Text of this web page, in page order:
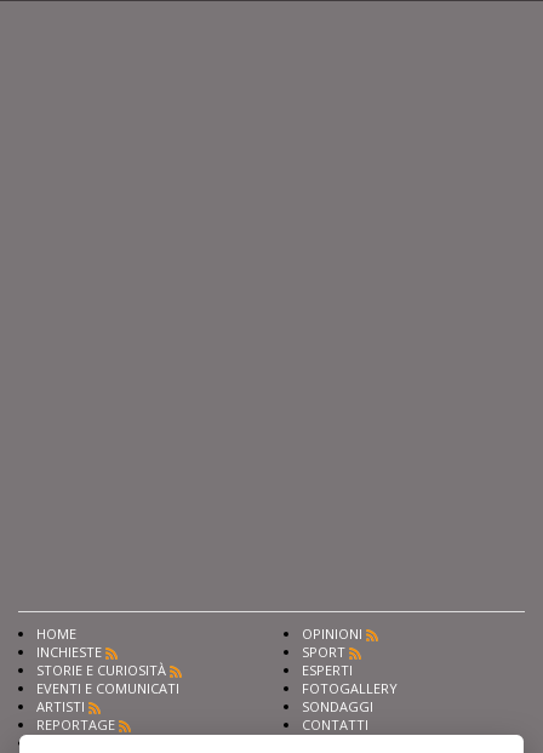
HOME
INCHIESTE
STORIE E CURIOSITÀ
EVENTI E COMUNICATI
ARTISTI
REPORTAGE
OPINIONI
SPORT
ESPERTI
FOTOGALLERY
SONDAGGI
CONTATTI